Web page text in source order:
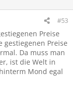
#53
Preise
gestiegenen Preise
Da muss man
ist die Welt in
Mond egal